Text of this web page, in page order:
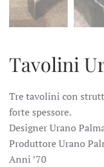
Tavolini
Tre tavolini con
forte spessore.
Designer Urano
Produttore Urano
Anni ’70